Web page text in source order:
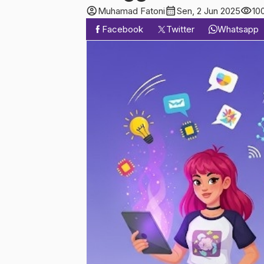
account_circleMuhamad Fatonicalendar_monthSen, 2 Jun 2025visibility
Facebook
Twitter Whatsapp